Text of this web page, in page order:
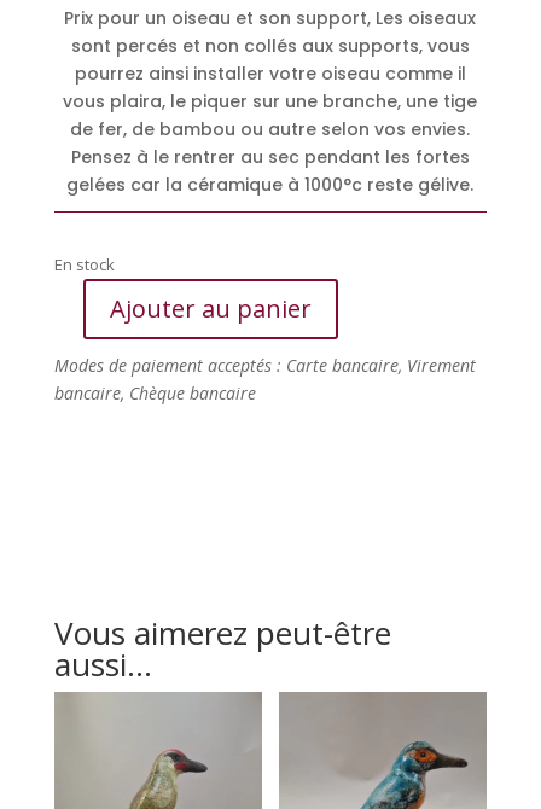
Prix pour un oiseau et son support, Les oiseaux
sont percés et non collés aux supports, vous
pourrez ainsi installer votre oiseau comme il
vous plaira, le piquer sur une branche, une tige
de fer, de bambou ou autre selon vos envies.
Pensez à le rentrer au sec pendant les fortes
gelées car la céramique à 1000°c reste gélive.
En stock
quantité
Martin
pêcheur
Ajouter au panier
Modes de paiement acceptés : Carte bancaire, Virement
bancaire, Chèque bancaire
Vous aimerez peut-être
aussi…